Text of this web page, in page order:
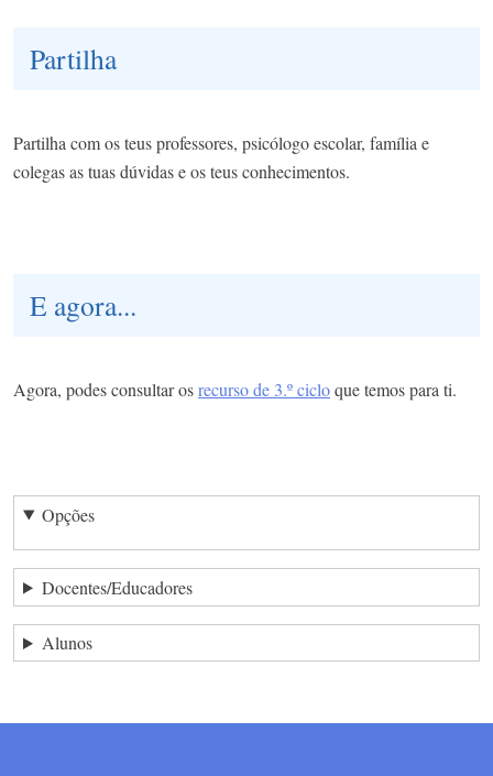
Partilha
Partilha com os teus professores, psicólogo escolar, família e
colegas as tuas dúvidas e os teus conhecimentos.
E agora...
Agora, podes consultar osrecurso de 3.º cicloque temos para ti.
Opções
Docentes/Educadores
Alunos